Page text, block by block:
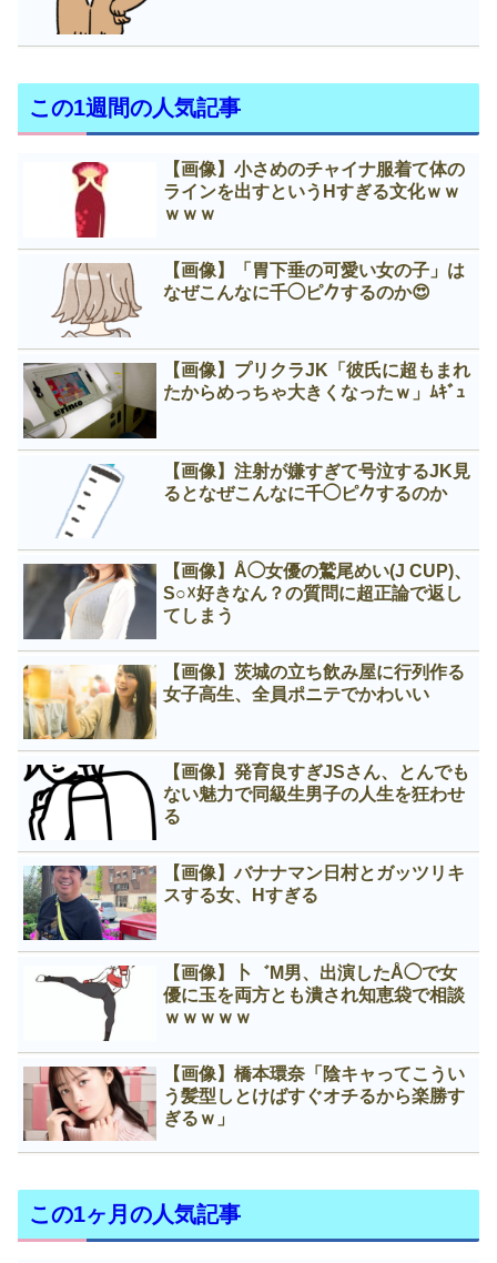
この1週間の人気記事
【画像】小さめのチャイナ服着て体の
ラインを出すというНすぎる文化ｗｗ
ｗｗｗ
【画像】「胃下垂の可愛い女の子」は
なぜこんなに千◯ピ𠂊するのか😍
【画像】プリクラJK「彼氏に超もまれ
たからめっちゃ大きくなったｗ」ﾑｷﾞｭ
【画像】注射が嫌すぎて号泣するJK見
るとなぜこんなに千◯ピ𠂊するのか
【画像】Å◯女優の鷲尾めい(J CUP)、
S○☓好きなん？の質問に超正論で返し
てしまう
【画像】茨城の立ち飲み屋に行列作る
女子高生、全員ポニテでかわいい
【画像】発育良すぎJSさん、とんでも
ない魅力で同級生男子の人生を狂わせ
る
【画像】バナナマン日村とガッツリキ
スする女、Нすぎる
【画像】卜゛M男、出演したÅ◯で女
優に玉を両方とも潰され知恵袋で相談
ｗｗｗｗｗ
【画像】橋本環奈「陰キャってこうい
う髪型しとけばすぐオチるから楽勝す
ぎるｗ」
この1ヶ月の人気記事